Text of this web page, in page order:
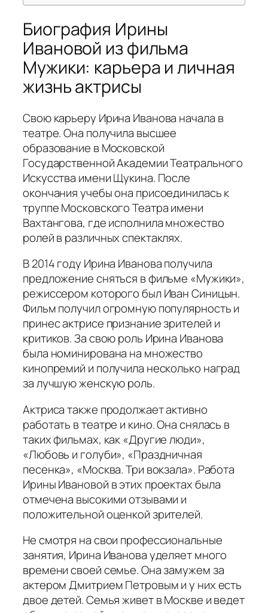
Биография Ирины
Ивановой из фильма
Мужики: карьера и личная
жизнь актрисы
Свою карьеру Ирина Иванова начала в
театре. Она получила высшее
образование в Московской
Государственной Академии Театрального
Искусства имени Щукина. После
окончания учебы она присоединилась к
труппе Московского Театра имени
Вахтангова, где исполнила множество
ролей в различных спектаклях.
В 2014 году Ирина Иванова получила
предложение сняться в фильме «Мужики»,
режиссером которого был Иван Синицын.
Фильм получил огромную популярность и
принес актрисе признание зрителей и
критиков. За свою роль Ирина Иванова
была номинирована на множество
кинопремий и получила несколько наград
за лучшую женскую роль.
Актриса также продолжает активно
работать в театре и кино. Она снялась в
таких фильмах, как «Другие люди»,
«Любовь и голуби», «Праздничная
песенка», «Москва. Три вокзала». Работа
Ирины Ивановой в этих проектах была
отмечена высокими отзывами и
положительной оценкой зрителей.
Не смотря на свои профессиональные
занятия, Ирина Иванова уделяет много
времени своей семье. Она замужем за
актером Дмитрием Петровым и у них есть
двое детей. Семья живет в Москве и ведет